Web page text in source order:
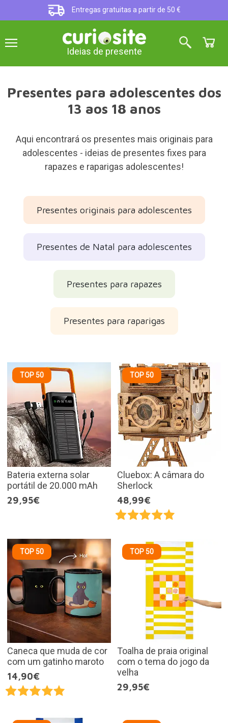
Entregas gratuitas a partir de 50 €
Ideias de presente
Presentes para adolescentes dos
13 aos 18 anos
Aqui encontrará os presentes mais originais para
adolescentes - ideias de presentes fixes para
rapazes e raparigas adolescentes!
Presentes originais para adolescentes
Presentes de Natal para adolescentes
Presentes para rapazes
Presentes para raparigas
TOP 50
Bateria externa solar
portátil de 20.000 mAh
29,95€
TOP 50
Cluebox: A câmara do
Sherlock
48,99€
TOP 50
Caneca que muda de cor
com um gatinho maroto
14,90€
TOP 50
Toalha de praia original
com o tema do jogo da
velha
29,95€